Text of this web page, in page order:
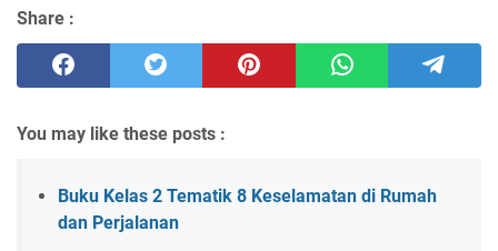
Share :
You may like these posts :
Buku Kelas 2 Tematik 8 Keselamatan di Rumah
dan Perjalanan